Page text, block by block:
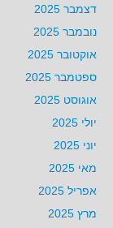
דצמבר 2025
נובמבר 2025
אוקטובר 2025
ספטמבר 2025
אוגוסט 2025
יולי 2025
יוני 2025
מאי 2025
אפריל 2025
מרץ 2025